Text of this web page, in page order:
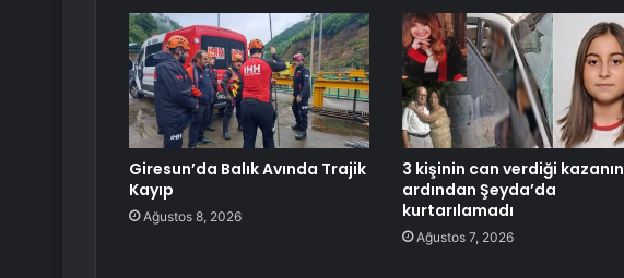
Giresun’da Balık Avında Trajik
Kayıp
Ağustos 8, 2026
3 kişinin can verdiği kazanın
ardından Şeyda’da
kurtarılamadı
Ağustos 7, 2026